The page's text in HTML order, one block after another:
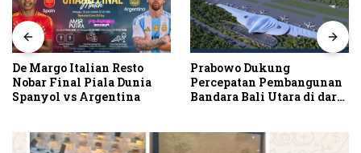
De Margo Italian Resto
Nobar Final Piala Dunia
Spanyol vs Argentina
Prabowo Dukung
Percepatan Pembangunan
Bandara Bali Utara di darat